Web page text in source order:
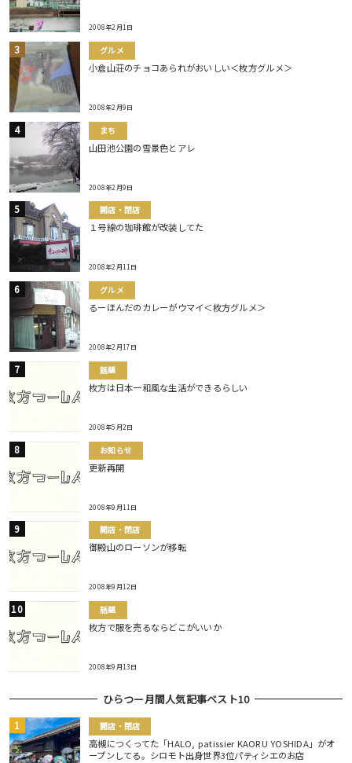
2008年2月1日
グルメ
小倉山荘のチョコあられがおいしい＜枚方グルメ＞
2008年2月9日
まち
山田池公園の雪景色とアレ
2008年2月9日
開店・閉店
１号線の珈琲館が改装してた
2008年2月11日
グルメ
るーほんだのカレーがウマイ＜枚方グルメ＞
2008年2月17日
話題
枚方は日本一和風な生活ができるらしい
2008年5月2日
お知らせ
更新再開
2008年9月11日
開店・閉店
御殿山のローソンが移転
2008年9月12日
話題
枚方で服を売るならどこがいいか
2008年9月13日
ひらつー月間人気記事ベスト10
開店・閉店
高槻につくってた「HALO, patissier KAORU YOSHIDA」がオ
ープンしてる。シロモト出身世界3位パティシエのお店